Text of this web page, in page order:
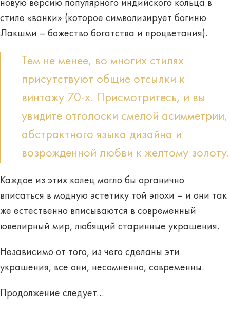
новую версию популярного индийского кольца в
стиле «ванки» (которое символизирует богиню
Лакшми – божество богатства и процветания).
Тем не менее, во многих стилях
присутствуют общие отсылки к
винтажу 70-х. Присмотритесь, и вы
увидите отголоски смелой асимметрии,
абстрактного языка дизайна и
возрожденной любви к желтому золоту.
Каждое из этих колец могло бы органично
вписаться в модную эстетику той эпохи – и они так
же естественно вписываются в современный
ювелирный мир, любящий старинные украшения.
Независимо от того, из чего сделаны эти
украшения, все они, несомненно, современны.
Продолжение следует…